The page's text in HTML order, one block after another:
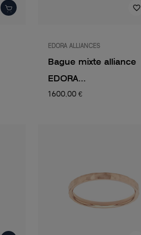
favorite_border
EDORA ALLIANCES
Bague mixte alliance
EDORA...
1 600,00 €